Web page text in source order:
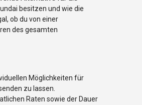
besitzen und wie die
ob du von einer
des gesamten
Möglichkeiten für
zu lassen.
Raten sowie der Dauer